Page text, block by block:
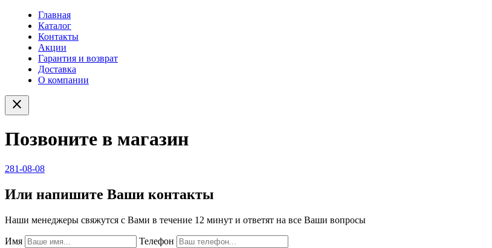
Главная
Каталог
Контакты
Акции
Гарантия и возврат
Доставка
О компании
close
Позвоните в магазин
281-08-08
Или напишите Ваши контакты
Наши менеджеры свяжутся с Вами в течение 12 минут и ответят на все Ваши вопросы
Имя Телефон